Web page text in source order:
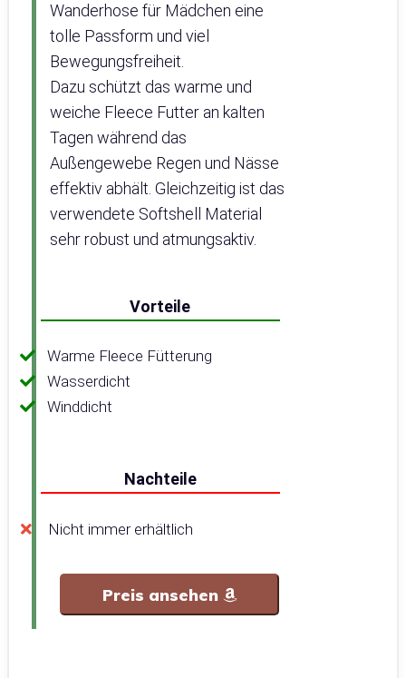
Wanderhose für Mädchen eine
tolle Passform und viel
Bewegungsfreiheit.
Dazu schützt das warme und
weiche Fleece Futter an kalten
Tagen während das
Außengewebe Regen und Nässe
effektiv abhält. Gleichzeitig ist das
verwendete Softshell Material
sehr robust und atmungsaktiv.
Vorteile
Warme Fleece Fütterung
Wasserdicht
Winddicht
Nachteile
Nicht immer erhältlich
Preis ansehen